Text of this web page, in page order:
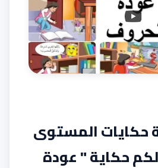
المستوى
حكاية " عودة